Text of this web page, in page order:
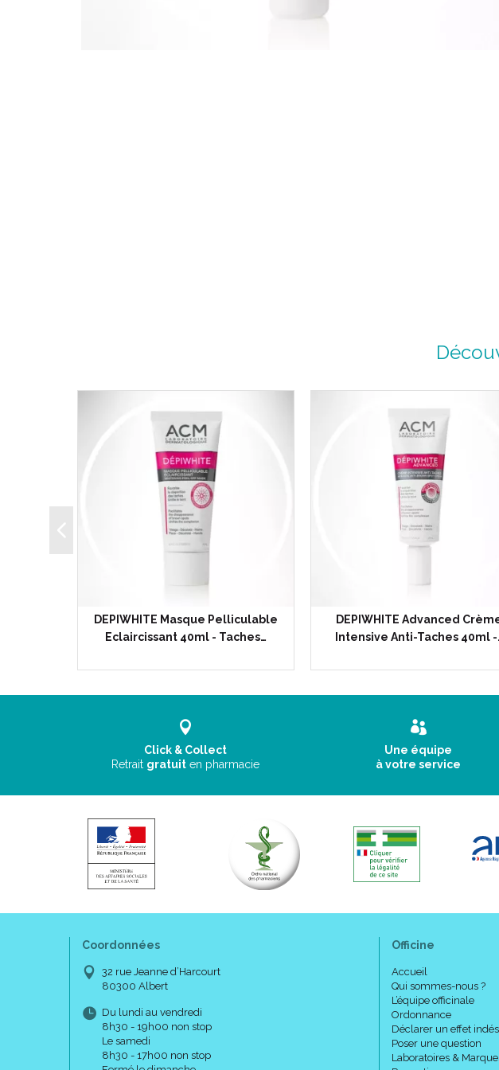
DEPIWHITE Masque Pelliculable
Eclaircissant 40ml - Taches…
DEPIWHITE Advanced
Intensive Anti-Taches 40ml -
Click & Collect
Retrait gratuit en pharmacie
Une équipe
à votre service
Coordonnées
32 rue Jeanne d’Harcourt
80300 Albert
Du lundi au vendredi
8h30 - 19h00 non stop
Le samedi
8h30 - 17h00 non stop
Officine
Accueil
Qui sommes-nous ?
L’équipe officinale
Ordonnance
Déclarer un effet
Poser une question
Laboratoires &